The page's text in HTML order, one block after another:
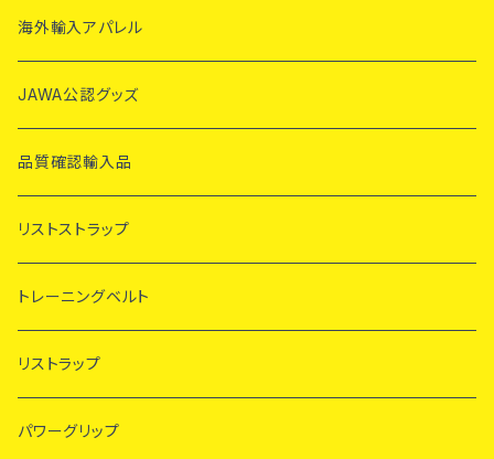
海外輸入アパレル
JAWA公認グッズ
品質確認輸入品
リストストラップ
トレーニングベルト
リストラップ
パワーグリップ